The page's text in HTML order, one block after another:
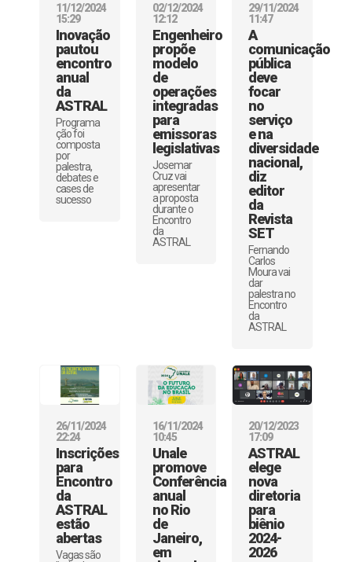
11/12/2024
15:29
Inovação
pautou
encontro
anual
da
ASTRAL
Programa
ção foi
composta
por
palestra,
debates e
cases de
sucesso
02/12/2024
12:12
Engenheiro
propõe
modelo
de
operações
integradas
para
emissoras
legislativas
Josemar
Cruz vai
apresentar
a proposta
durante o
Encontro
da
ASTRAL
29/11/2024
11:47
A
comunicação
pública
deve
focar
no
serviço
e na
diversidade
nacional,
diz
editor
da
Revista
SET
Fernando
Carlos
Moura vai
dar
palestra no
Encontro
da
ASTRAL
26/11/2024
22:24
Inscrições
para
Encontro
da
ASTRAL
estão
abertas
Vagas são
16/11/2024
10:45
Unale
promove
Conferência
anual
no Rio
de
Janeiro,
em
20/12/2023
17:09
ASTRAL
elege
nova
diretoria
para
biênio
2024-
2026